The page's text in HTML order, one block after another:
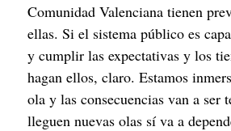
Comunidad Valenciana tienen
ellas. Si el sistema público es
y cumplir las expectativas y los
hagan ellos, claro. Estamos
ola y las consecuencias van a ser
lleguen nuevas olas sí va a